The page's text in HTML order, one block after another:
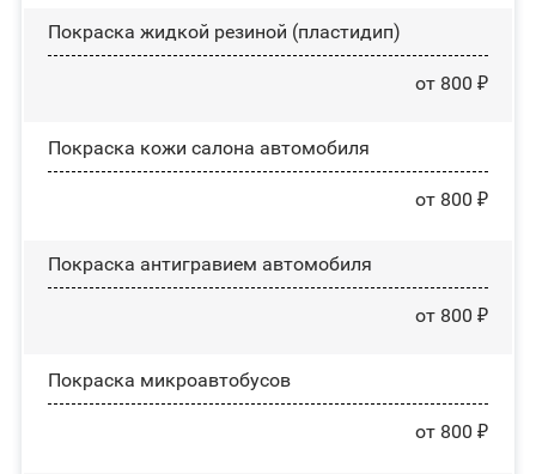
Покраска жидкой резиной (пластидип)
от 800 ₽
Покраска кожи салона автомобиля
от 800 ₽
Покраска антигравием автомобиля
от 800 ₽
Покраска микроавтобусов
от 800 ₽